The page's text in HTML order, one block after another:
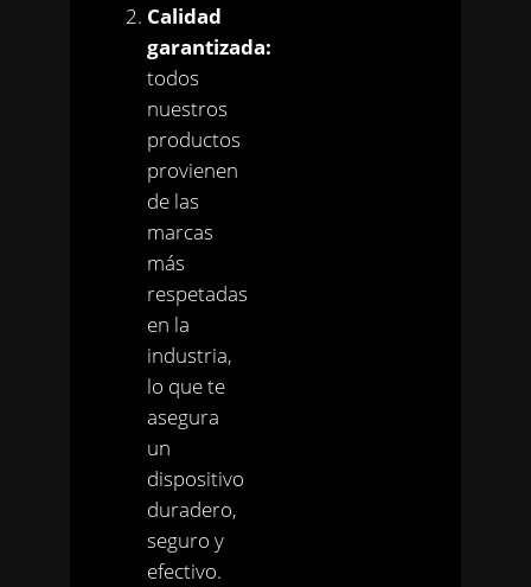
Calidad
garantizada:
todos
nuestros
productos
provienen
de las
marcas
más
respetadas
en la
industria,
lo que te
asegura
un
dispositivo
duradero,
seguro y
efectivo.